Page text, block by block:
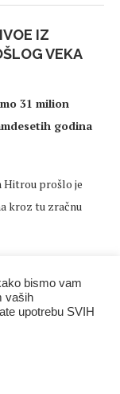
IZ
VEKA
31 milion
godina
Hitrou prošlo je
kroz tu zračnu
u Kina gde je broj
prepolovljen, a u
u istom periodu
bismo vam
vaših
upotrebu SVIH